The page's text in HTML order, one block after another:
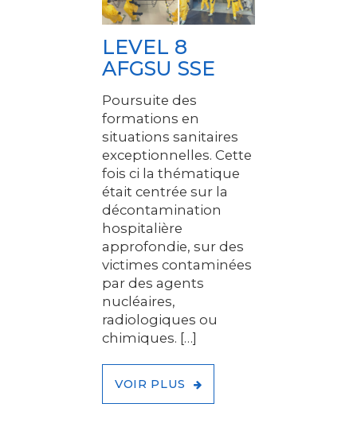
LEVEL 8
AFGSU SSE
Poursuite des
formations en
situations sanitaires
exceptionnelles. Cette
fois ci la thématique
était centrée sur la
décontamination
hospitalière
approfondie, sur des
victimes contaminées
par des agents
nucléaires,
radiologiques ou
chimiques. […]
VOIR PLUS